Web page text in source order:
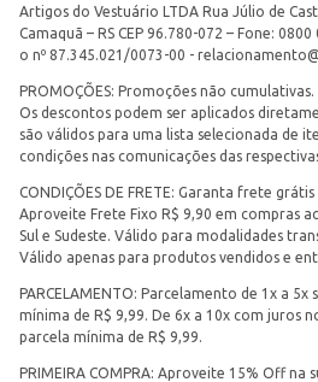
Artigos do Vestuário LTDA Rua Júlio de
Camaquã – RS CEP 96.780-072 – Fone:
o nº 87.345.021/0073-00 -
PROMOÇÕES: Promoções não
Os descontos podem ser aplicados
são válidos para uma lista selecionada de
condições nas comunicações das
CONDIÇÕES DE FRETE: Garanta frete
Aproveite Frete Fixo R$ 9,90 em compras
Sul e Sudeste. Válido para modalidades
Válido apenas para produtos vendidos e
PARCELAMENTO: Parcelamento de 1x a 5x
mínima de R$ 9,99. De 6x a 10x com juros
parcela mínima de R$ 9,99.
PRIMEIRA COMPRA: Aproveite 15% Off na